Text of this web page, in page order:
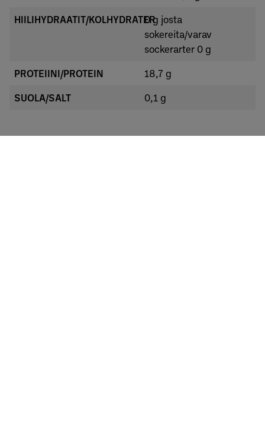
HIILIHYDRAATIT/KOLHYDRATER0 g josta
sokereita/varav
sockerarter 0 g
PROTEIINI/PROTEIN 18,7 g
SUOLA/SALT 0,1 g